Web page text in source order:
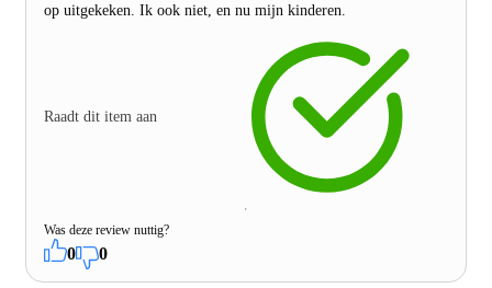
op uitgekeken. Ik ook niet, en nu mijn kinderen.
Raadt dit item aan
Was deze review nuttig?
0 0